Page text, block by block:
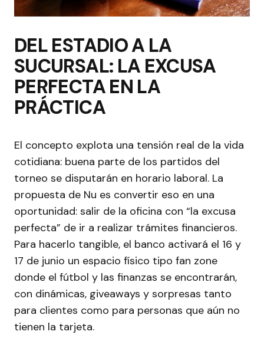
DEL ESTADIO A LA
SUCURSAL: LA EXCUSA
PERFECTA EN LA
PRÁCTICA
El concepto explota una tensión real de la vida
cotidiana: buena parte de los partidos del
torneo se disputarán en horario laboral. La
propuesta de Nu es convertir eso en una
oportunidad: salir de la oficina con “la excusa
perfecta” de ir a realizar trámites financieros.
Para hacerlo tangible, el banco activará el 16 y
17 de junio un espacio físico tipo fan zone
donde el fútbol y las finanzas se encontrarán,
con dinámicas, giveaways y sorpresas tanto
para clientes como para personas que aún no
tienen la tarjeta.